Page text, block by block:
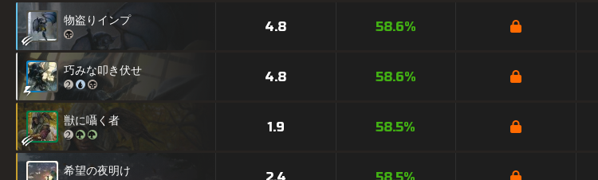
物盗りインプ 4.8 58.6%
巧みな叩き伏せ 4.8 58.6%
獣に囁く者 1.9 58.5%
希望の夜明け